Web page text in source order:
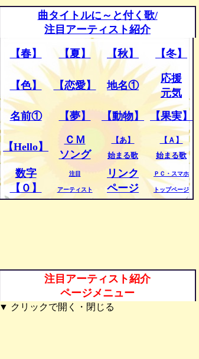
曲タイトルに～と付く歌/
注目アーティスト紹介
【春】 【夏】 【秋】 【冬】
【色】 【恋愛】 地名①
応援
元気
名前①
【夢】 【動物】 【果実】
【Hello】
ＣＭ
ソング
【あ】
始まる歌
【Ａ】
始まる歌
数字
【０】
注目
アーティスト
リンク
ページ
ＰＣ・スマホ
トップページ
注目アーティスト紹介
ページメニュー
▼ クリックで開く・閉じる